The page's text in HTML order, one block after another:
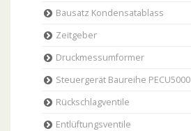
Bausatz Kondensatablass
Zeitgeber
Druckmessumformer
Steuergerät Baureihe PECU5000
Rückschlagventile
Entlüftungsventile